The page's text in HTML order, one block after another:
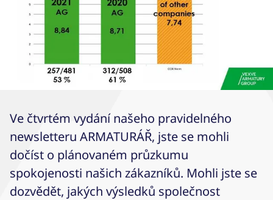
Ve čtvrtém vydání našeho pravidelného
newsletteru ARMATURÁŘ, jste se mohli
dočíst o plánovaném průzkumu
spokojenosti našich zákazníků. Mohli jste se
dozvědět, jakých výsledků společnost